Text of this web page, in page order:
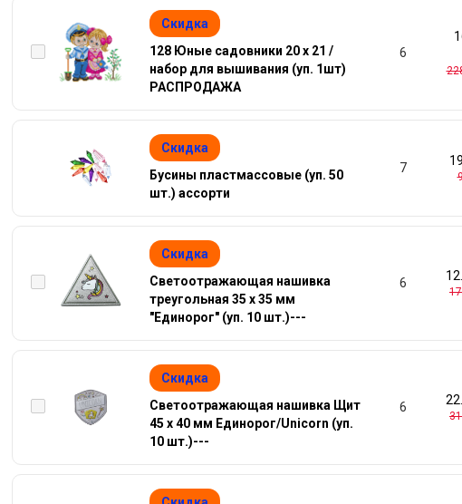
Скидка
128 Юные садовники 20 х 21 /
набор для вышивания (уп. 1шт)
РАСПРОДАЖА
6
Скидка
Бусины пластмассовые (уп. 50
шт.) ассорти
7
Скидка
Светоотражающая нашивка
треугольная 35 х 35 мм
"Единорог" (уп. 10 шт.)---
6
Скидка
Светоотражающая нашивка Щит
45 х 40 мм Единорог/Unicorn (уп.
10 шт.)---
6